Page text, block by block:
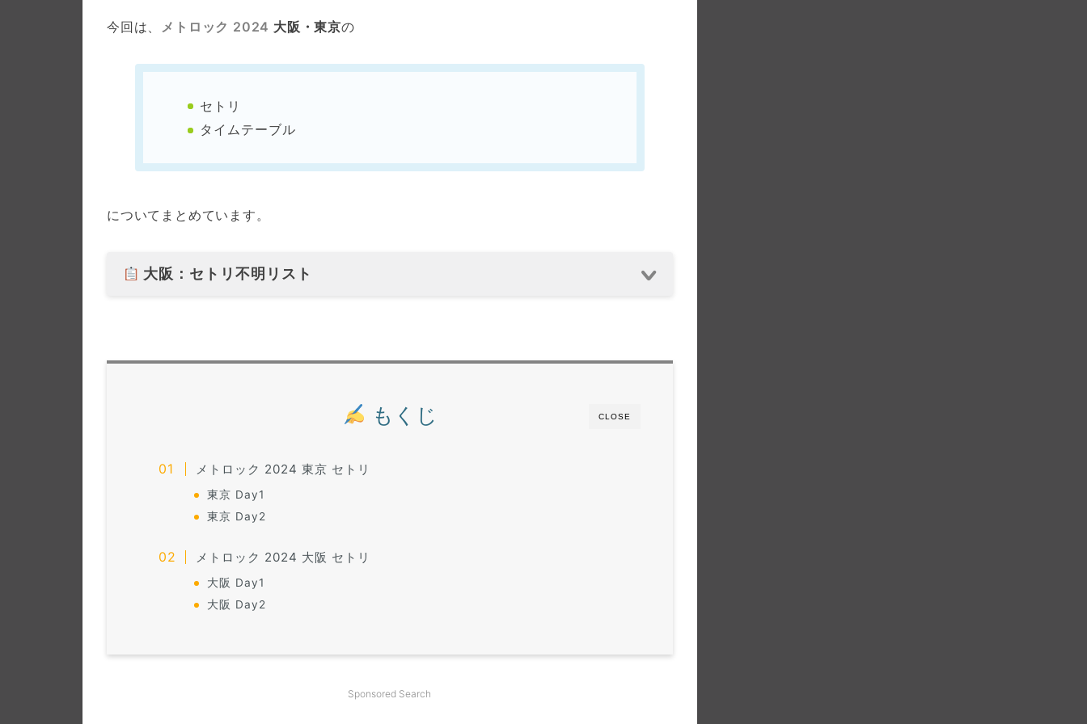
今回は、 メトロック 2024 大阪・東京の
セトリ
タイムテーブル
についてまとめています。
大阪：セトリ不明リスト
CLOSE
もくじ
メトロック 2024 東京 セトリ
東京 Day1
東京 Day2
メトロック 2024 大阪 セトリ
大阪 Day1
大阪 Day2
Sponsored Search